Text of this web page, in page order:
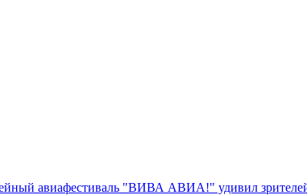
авиафестиваль "ВИВА АВИА!" удивил зрителей